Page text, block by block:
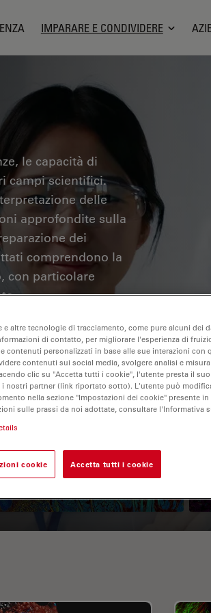
IMPARARE E CONDIVIDERE
le capacità di
campi scientifici.
delle
approfondite sulla
dei
comprendono la
con particolare
Fluorescence
Imaging Microscopy
altre tecnologie di tracciamento, come pure alcuni dei
di contatto, per migliorare l'esperienza di
contenuti personalizzati in base alle sue interazioni con
contenuti sui social media, svolgere analisi e
clic su "Accetta tutti i cookie", l'utente presta il
nostri partner (link riportato sotto). L'utente può
nella sezione "Impostazioni dei cookie" presente
sulle prassi da noi adottate, consultare l'Informativa
cookie Accetta tutti i cookie